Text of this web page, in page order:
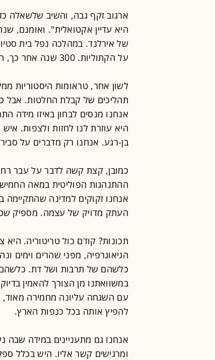
של אירלנד. במהלכה נפל בית
על הקתוליות. 300 שנה אחר כך, הפצע על גופה של אירלנד עדיין לא הגליד.
לשון אחר, טראומות היסטוריות
תהליכים של קבלת החלטות. אבל
אנחנו מנסים לבחון באיזו מידה
היא עוזרת לנו לחזות ולצפות.
בן-רגע. אנחנו רק מדברים על
כמובן, קצת קשה לדבר על עבר
ההתנהגות הפוליטית במאה
אנחנו זקוקים למדינה
העתק מדויק של עצמה. מספיק
תכונות? קודם כול טריטוריה.
הגיאוגרפיה, מפני שהרים וימים
כלשהם של תרבות ושל דת.
במשוואתנו מן הצורך להאמין
עם השגחה עליונה מחמירה מאוד,
להפיץ אותה בכל כנפות הארץ.
אנחנו גם מתעניינים במידה שבה
ומרגישים קשר אליו. היש בכלל